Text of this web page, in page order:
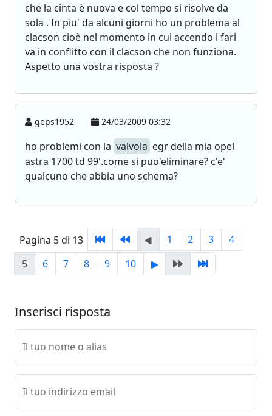
che la cinta è nuova e col tempo si risolve da
sola . In piu' da alcuni giorni ho un problema al
clacson cioè nel momento in cui accendo i fari
va in conflitto con il clacson che non funziona.
Aspetto una vostra risposta ?
geps1952 24/03/2009 03:32
ho problemi con la valvola egr della mia opel
astra 1700 td 99'.come si puo'eliminare? c'e'
qualcuno che abbia uno schema?
Pagina 5 di 13 1 2 3
4
5
6 7 8 9 10
Inserisci risposta
Il tuo nome o alias
Il tuo indirizzo email